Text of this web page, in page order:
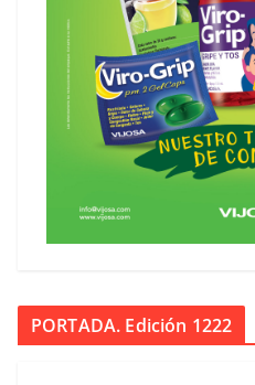
PORTADA. Edición 1222